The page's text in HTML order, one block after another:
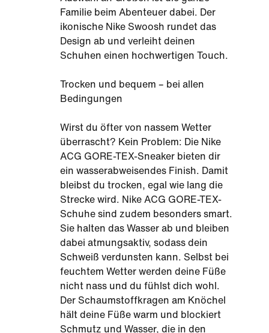
Familie beim Abenteuer dabei. Der
ikonische Nike Swoosh rundet das
Design ab und verleiht deinen
Schuhen einen hochwertigen Touch.
Trocken und bequem – bei allen
Bedingungen
Wirst du öfter von nassem Wetter
überrascht? Kein Problem: Die Nike
ACG GORE-TEX-Sneaker bieten dir
ein wasserabweisendes Finish. Damit
bleibst du trocken, egal wie lang die
Strecke wird. Nike ACG GORE-TEX-
Schuhe sind zudem besonders smart.
Sie halten das Wasser ab und bleiben
dabei atmungsaktiv, sodass dein
Schweiß verdunsten kann. Selbst bei
feuchtem Wetter werden deine Füße
nicht nass und du fühlst dich wohl.
Der Schaumstoffkragen am Knöchel
hält deine Füße warm und blockiert
Schmutz und Wasser, die in den